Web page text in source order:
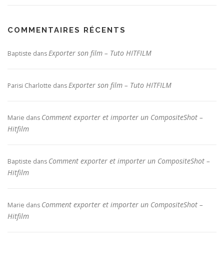
COMMENTAIRES RÉCENTS
Baptiste dansExporter son film – Tuto HITFILM
Parisi Charlotte dansExporter son film – Tuto HITFILM
Marie dans Comment exporter et importer un CompositeShot –
Hitfilm
Baptiste dans Comment exporter et importer un CompositeShot –
Hitfilm
Marie dans Comment exporter et importer un CompositeShot –
Hitfilm